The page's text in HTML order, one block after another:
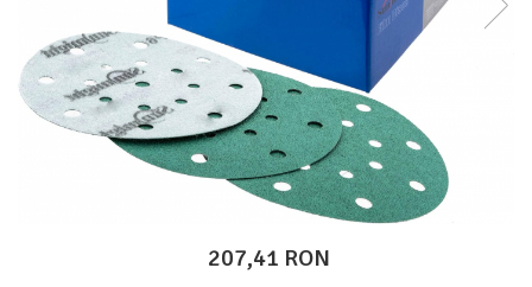
207,41 RON